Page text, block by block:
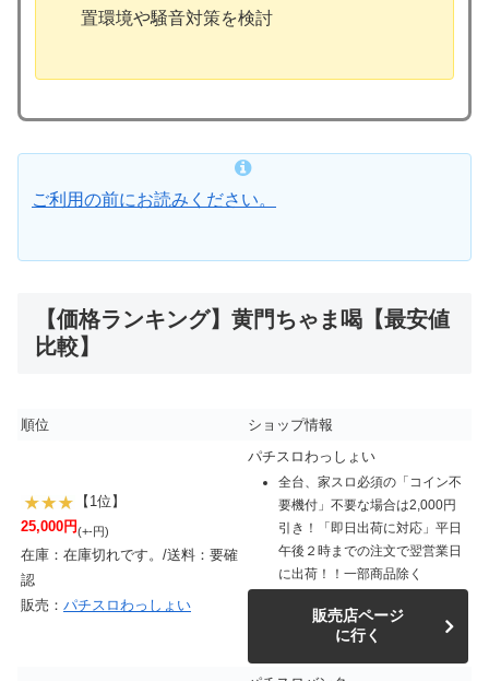
置環境や騒音対策を検討
ご利用の前にお読みください。
【価格ランキング】黄門ちゃま喝【最安値
比較】
順位 ショップ情報
【1位】
25,000円(+-円)
在庫：在庫切れです。/送料：要確
認
販売： パチスロわっしょい
パチスロわっしょい
全台、家スロ必須の「コイン不
要機付」不要な場合は2,000円
引き！「即日出荷に対応」平日
午後２時までの注文で翌営業日
に出荷！！一部商品除く
販売店ページ
に行く